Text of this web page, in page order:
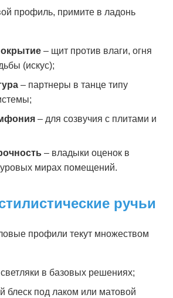
профиль, примите в ладонь
– щит против влаги, огня
(искус);
– партнеры в танце типу
– для созвучия с плитами и
– владыки оценок в
мирах помещений.
ручьи
профили текут множеством
в базовых решениях;
блеск под лаком или матовой